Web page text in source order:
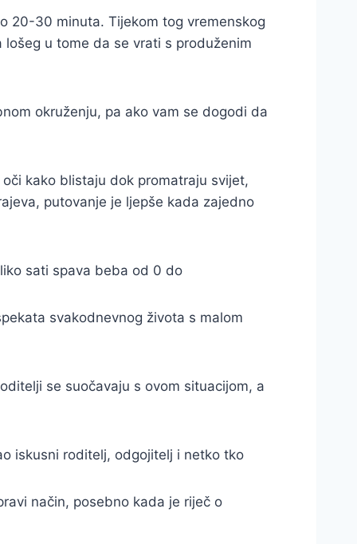
20-30 minuta. Tijekom tog vremenskog
u tome da se vrati s produženim
okruženju, pa ako vam se dogodi da
kako blistaju dok promatraju svijet,
putovanje je ljepše kada zajedno
sati spava beba od 0 do
svakodnevnog života s malom
se suočavaju s ovom situacijom, a
iskusni roditelj, odgojitelj i netko tko
način, posebno kada je riječ o